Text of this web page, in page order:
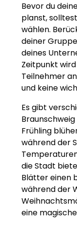
Bevor du
planst,
wählen.
deiner
deines
Zeitpunkt
Teilnehmer
und keine
Es gibt
Frühling
während der
die Stadt
Blätter einen
während der
eine